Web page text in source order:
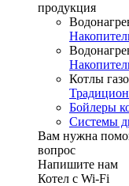
продукция
Котлы
Бойлеры
Системы
Вам нужна
вопрос
Напишите нам
Котел с Wi-Fi